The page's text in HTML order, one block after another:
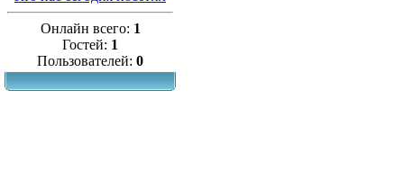
Онлайн всего: 1
Гостей: 1
Пользователей: 0